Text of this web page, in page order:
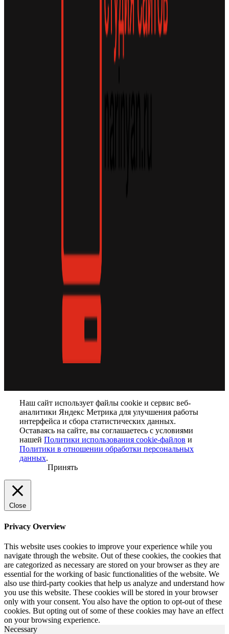
Наш сайт использует файлы cookie и сервис веб-
аналитики Яндекс Метрика для улучшения работы
интерфейса и сбора статистических данных.
Оставаясь на сайте, вы соглашаетесь с условиями
нашей Политики использования cookie-файлов и
Политики в отношении обработки персональных
данных.
Принять
Close
Privacy Overview
This website uses cookies to improve your experience while you
navigate through the website. Out of these cookies, the cookies that
are categorized as necessary are stored on your browser as they are
essential for the working of basic functionalities of the website. We
also use third-party cookies that help us analyze and understand how
you use this website. These cookies will be stored in your browser
only with your consent. You also have the option to opt-out of these
cookies. But opting out of some of these cookies may have an effect
on your browsing experience.
Necessary